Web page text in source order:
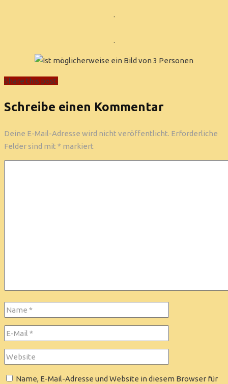
.
.
Share this post:
Schreibe einen Kommentar
Deine E-Mail-Adresse wird nicht veröffentlicht. Erforderliche
Felder sind mit * markiert
Name, E-Mail-Adresse und Website in diesem Browser für